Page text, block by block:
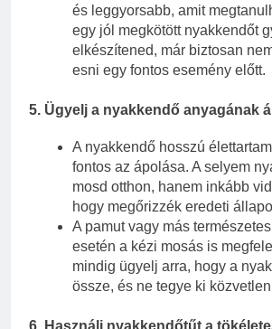
és leggyorsabb, amit
egy jól megkötött nyakkendőt
elkészítened, már biztosan
esni egy fontos esemény előtt.
5. Ügyelj a nyakkendő anyagának
A nyakkendő hosszú
fontos az ápolása. A selyem
mosd otthon, hanem inkább
hogy megőrizzék eredeti
A pamut vagy más
esetén a kézi mosás is
mindig ügyelj arra, hogy a
össze, és ne tegye ki